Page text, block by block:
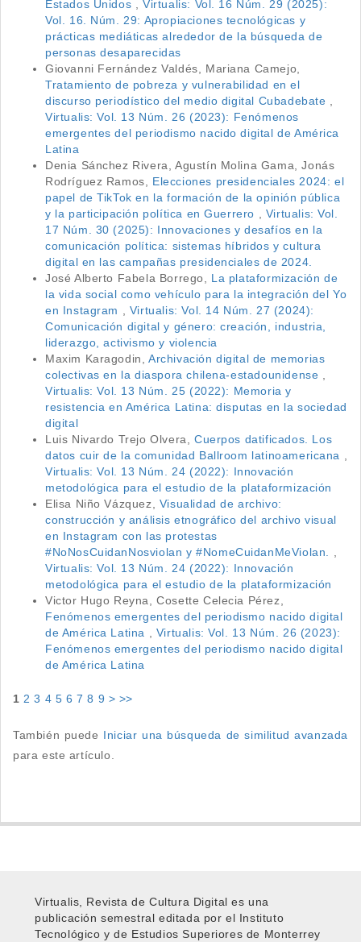
Estados Unidos ,Virtualis: Vol. 16 Núm. 29 (2025):
Vol. 16. Núm. 29: Apropiaciones tecnológicas y
prácticas mediáticas alrededor de la búsqueda de
personas desaparecidas
Giovanni Fernández Valdés, Mariana Camejo,
Tratamiento de pobreza y vulnerabilidad en el
discurso periodístico del medio digital Cubadebate
Virtualis: Vol. 13 Núm. 26 (2023): Fenómenos
emergentes del periodismo nacido digital de América
Latina
Denia Sánchez Rivera, Agustín Molina Gama, Jonás
Rodríguez Ramos, Elecciones presidenciales 2024: el
papel de TikTok en la formación de la opinión pública
y la participación política en Guerrero
Virtualis: Vol.
17 Núm. 30 (2025): Innovaciones y desafíos en la
comunicación política: sistemas híbridos y cultura
digital en las campañas presidenciales de 2024.
José Alberto Fabela Borrego, La plataformización de
la vida social como vehículo para la integración del Yo
en Instagram
Virtualis: Vol. 14 Núm. 27 (2024):
Comunicación digital y género: creación, industria,
liderazgo, activismo y violencia
Maxim Karagodin,Archivación digital de memorias
colectivas en la diaspora chilena-estadounidense
Virtualis: Vol. 13 Núm. 25 (2022): Memoria y
resistencia en América Latina: disputas en la sociedad
digital
Luis Nivardo Trejo Olvera, Cuerpos datificados. Los
datos cuir de la comunidad Ballroom latinoamericana
Virtualis: Vol. 13 Núm. 24 (2022): Innovación
metodológica para el estudio de la plataformización
Elisa Niño Vázquez, Visualidad de archivo:
construcción y análisis etnográfico del archivo visual
en Instagram con las protestas
#NoNosCuidanNosviolan y #NomeCuidanMeViolan.
Virtualis: Vol. 13 Núm. 24 (2022): Innovación
metodológica para el estudio de la plataformización
Victor Hugo Reyna, Cosette Celecia Pérez,
Fenómenos emergentes del periodismo nacido digital
de América Latina
Virtualis: Vol. 13 Núm. 26 (2023):
Fenómenos emergentes del periodismo nacido digital
de América Latina
1 2 3 4 5 6 7 8 9 > >>
También puede Iniciar una búsqueda de similitud avanzada
para este artículo.
Virtualis, Revista de Cultura Digital es una
publicación semestral editada por el Instituto
Tecnológico y de Estudios Superiores de Monterrey